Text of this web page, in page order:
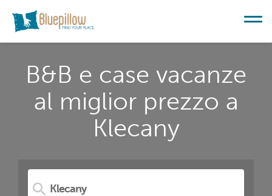
B&B e case vacanze
al miglior prezzo a
Klecany